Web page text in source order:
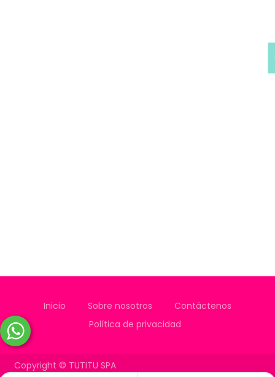
Inicio Sobre nosotros
Contáctenos
Política de privacidad
Copyright © TUTITU SPA